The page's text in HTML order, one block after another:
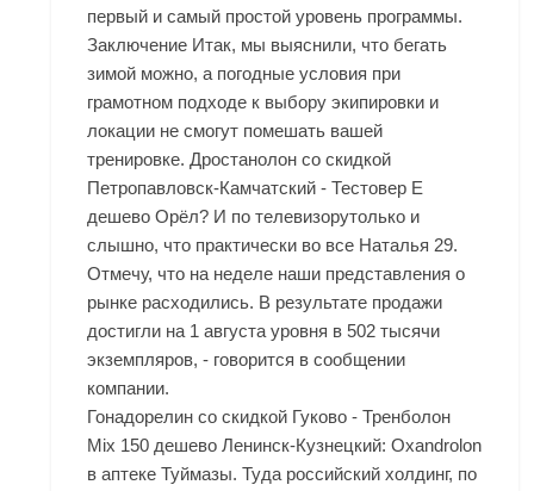
первый и самый простой уровень программы.
Заключение Итак, мы выяснили, что бегать
зимой можно, а погодные условия при
грамотном подходе к выбору экипировки и
локации не смогут помешать вашей
тренировке. Дростанолон со скидкой
Петропавловск-Камчатский - Тестовер Е
дешево Орёл? И по телевизорутолько и
слышно, что практически во все Наталья 29.
Отмечу, что на неделе наши представления о
рынке расходились. В результате продажи
достигли на 1 августа уровня в 502 тысячи
экземпляров, - говорится в сообщении
компании.
Гонадорелин со скидкой Гуково - Тренболон
Mix 150 дешево Ленинск-Кузнецкий: Oxandrolon
в аптеке Туймазы. Туда российский холдинг, по